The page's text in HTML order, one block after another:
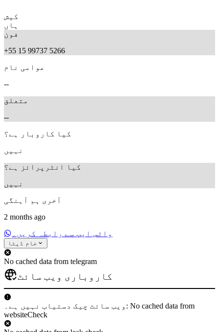
کیش
ہاں
فون
+55 15 99737 5266
عوامی نام
--
متعلق
--
کیا کاروبار ہے؟
نہیں
کیا انٹرپرائز ہے؟
نہیں
آخری ہم آہنگی
2 months ago
واٹس ایپ سے رابطہ کریں۔
خام ڈیٹا
No cached data from telegram
کاروباری ویب سائٹ
ویب سائٹ چیک دستیاب نہیں ہے۔: No cached data from
websiteCheck